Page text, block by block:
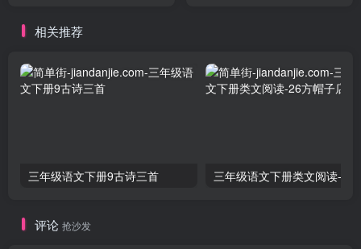
相关推荐
三年级语文下册9古诗三首
评论 抢沙发